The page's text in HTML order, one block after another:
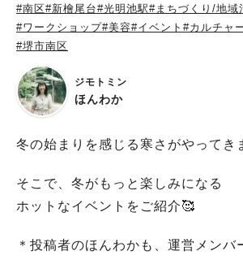
#南区#新檜尾台#光明池駅#まちづくり/地域
#ワークショップ#美容#イベント #カルチャ
#堺市南区
ジモトミン
ほんわか
冬の始まりを感じる寒さがやってき
そこで、冬がもっと楽しみになる
ホットなイベントをご紹介🥰
＊投稿者のほんわかも、運営メンバ